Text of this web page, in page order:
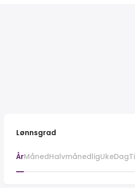
Lønnsgrad
ÅrMånedHalvmånedligUkeDag